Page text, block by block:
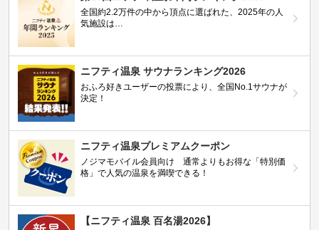
全国約2.2万件の中から頂点に選ばれた、2025年の人
気施設は…
ニフティ温泉 サウナランキング2026
おふろ好きユーザーの投票により、全国No.1サウナが
決定！
ニフティ温泉プレミアムクーポン
ノジマモバイル会員向け 通常よりもお得な「特別価
格」で人気の温泉を満喫できる！
【ニフティ温泉 百名湯2026】